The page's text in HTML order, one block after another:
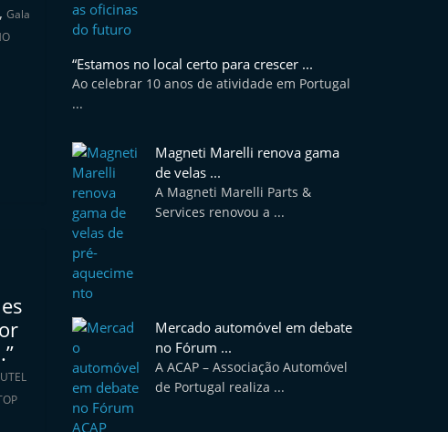
,Gala
“Estamos no local certo para crescer ...
Ao celebrar 10 anos de atividade em Portugal
...
Magneti Marelli renova gama
de velas ...
A Magneti Marelli Parts &
Services renovou a ...
Mercado automóvel em debate
no Fórum ...
A ACAP – Associação Automóvel
de Portugal realiza ...